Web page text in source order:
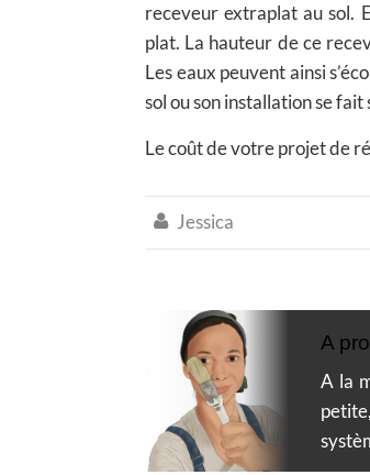
receveur extraplat au sol.
plat. La hauteur de ce
Les eaux peuvent ainsi
sol ou son installation se
Le coût de votre projet de
 Jessica
A
A la